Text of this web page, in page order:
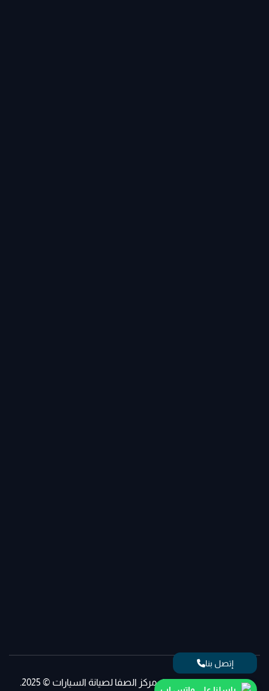
جميع الحقوق محفوظة، مركز الصفا لصيانة السيارات © 2025.
إتصل بنا